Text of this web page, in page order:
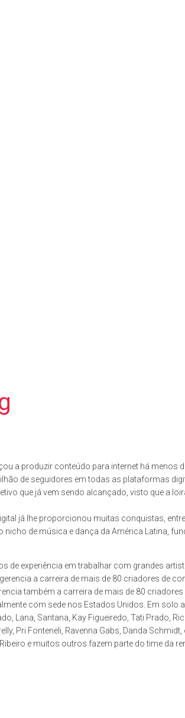
a produzir conteúdo para internet há menos
de seguidores em todas as plataformas
que já vem sendo alcançado, visto que a
já lhe proporcionou muitas conquistas,
de música e dança da América Latina,
de experiência em trabalhar com grandes
a carreira de mais de 80 criadores de
também a carreira de mais de 80
com sede nos Estados Unidos. Em solo
Lana, Santana, Kay Figueiredo, Tati Prado,
Pri Fonteneli, Ravenna Gabs, Danda
e muitos outros fazem parte do time da